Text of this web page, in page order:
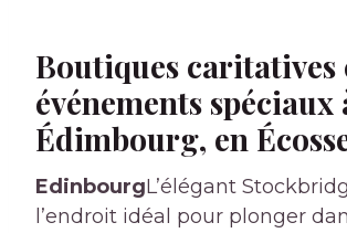
Boutiques caritatives
événements spéciaux
Édimbourg, en
EdinbourgL’élégant
l’endroit idéal pour plonger